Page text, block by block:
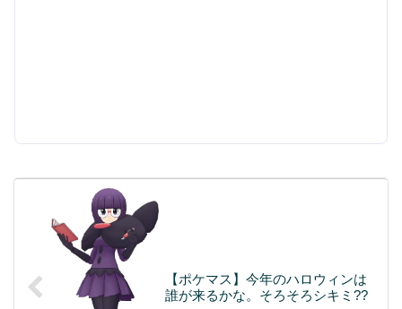
【ポケマス】今年のハロウィンは
誰が来るかな。そろそろシキミ??